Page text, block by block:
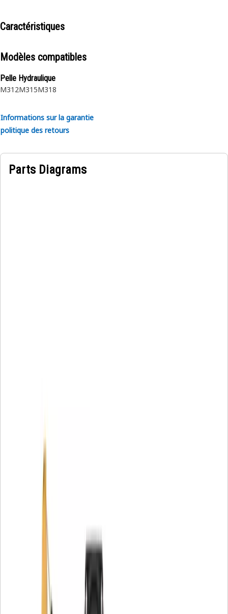
Caractéristiques
Modèles compatibles
Pelle Hydraulique
M312M315M318
Informations sur la garantie
politique des retours
Parts Diagrams